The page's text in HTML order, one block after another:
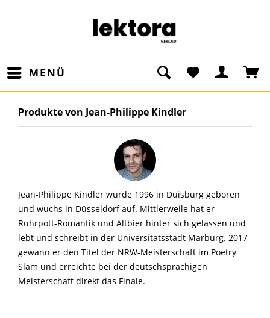
MENÜ
Produkte von Jean-Philippe Kindler
Jean-Philippe Kindler wurde 1996 in Duisburg geboren
und wuchs in Düsseldorf auf. Mittlerweile hat er
Ruhrpott-Romantik und Altbier hinter sich gelassen und
lebt und schreibt in der Universitätsstadt Marburg. 2017
gewann er den Titel der NRW-Meisterschaft im Poetry
Slam und erreichte bei der deutschsprachigen
Meisterschaft direkt das Finale.